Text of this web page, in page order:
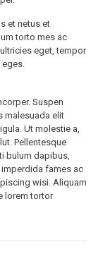
et netus et
torto mes ac
eget, tempor
Suspen
malesuada elit
Ut molestie a,
Pellentesque
bulum dapibus,
fames ac
wisi. Aliquam
lorem tortor